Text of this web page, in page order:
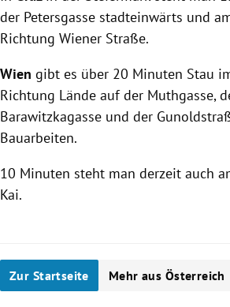
der Petersgasse stadteinwärts und
Richtung Wiener Straße.
Wien gibt es über 20 Minuten Stau
Richtung Lände auf der Muthgasse,
Barawitzkagasse und der
Bauarbeiten.
10 Minuten steht man derzeit auch
Kai.
Zur Startseite Mehr aus Österreich